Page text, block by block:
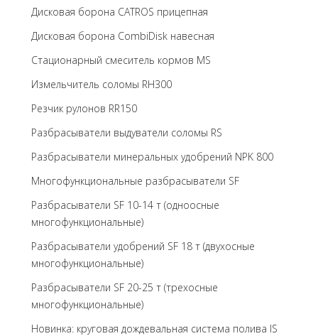
Дисковая борона CATROS прицепная
Дисковая борона CombiDisk навесная
Стационарный смеситель кормов MS
Измельчитель соломы RH300
Резчик рулонов RR150
Разбрасыватели выдуватели соломы RS
Разбрасыватели минеральных удобрений NPK 800
Многофункциональные разбрасыватели SF
Разбрасыватели SF 10-14 т (одноосные
многофункциональные)
Разбрасыватели удобрений SF 18 т (двухосные
многофункциональные)
Разбрасыватели SF 20-25 т (трехосные
многофункциональные)
Новинка: круговая дождевальная система полива IS